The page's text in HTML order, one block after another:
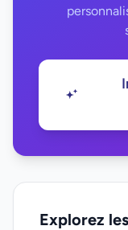
Explorez